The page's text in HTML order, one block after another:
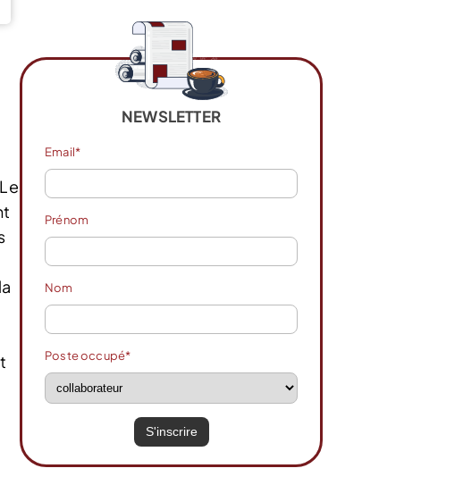
NEWSLETTER
Email*
Prénom
Nom
Poste occupé*